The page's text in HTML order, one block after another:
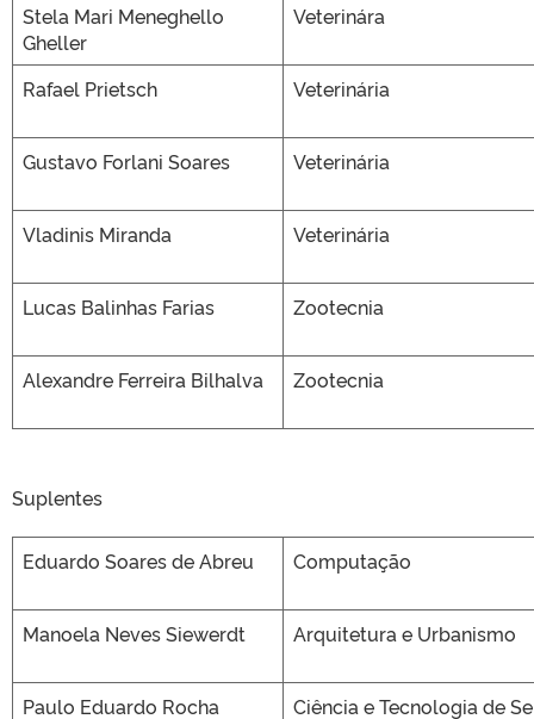
Stela Mari Meneghello
Gheller
Veterinára
Rafael Prietsch Veterinária
Gustavo Forlani Soares Veterinária
Vladinis Miranda Veterinária
Lucas Balinhas Farias Zootecnia
Alexandre Ferreira Bilhalva Zootecnia
Suplentes
Eduardo Soares de Abreu Computação
Manoela Neves Siewerdt Arquitetura e Urbanismo
Paulo Eduardo Rocha
Ciência e Tecnologia de